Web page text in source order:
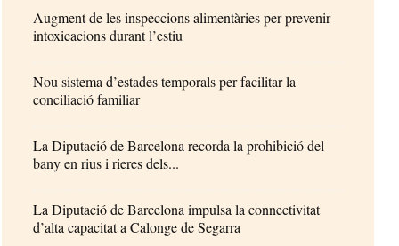
Augment de les inspeccions alimentàries per prevenir
intoxicacions durant l’estiu
Nou sistema d’estades temporals per facilitar la
conciliació familiar
La Diputació de Barcelona recorda la prohibició del
bany en rius i rieres dels...
La Diputació de Barcelona impulsa la connectivitat
d’alta capacitat a Calonge de Segarra